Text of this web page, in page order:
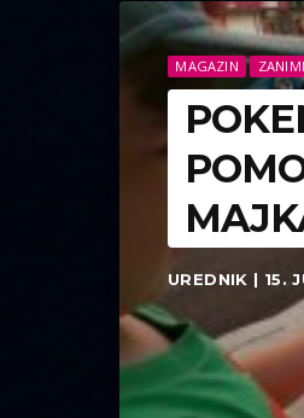
MAGAZIN
UREDNIK | 15.